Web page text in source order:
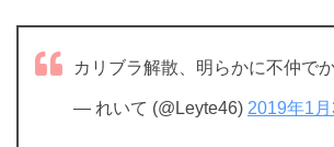
カリブラ解散、明らかに不仲で
— れいて (@Leyte46) 2019年1月